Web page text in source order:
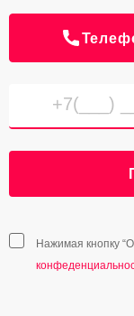
Нажимая кнопку